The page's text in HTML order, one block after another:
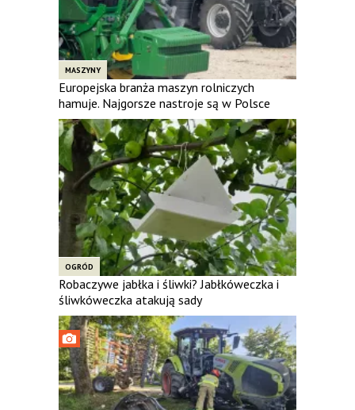
MASZYNY
Europejska branża maszyn rolniczych
hamuje. Najgorsze nastroje są w Polsce
OGRÓD
Robaczywe jabłka i śliwki? Jabłkóweczka i
śliwkóweczka atakują sady